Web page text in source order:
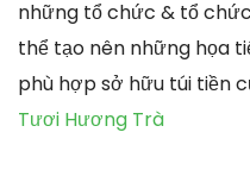
những tổ chức & tổ
thể tạo nên những họa
phù hợp sở hữu túi tiền
Tươi Hương Trà